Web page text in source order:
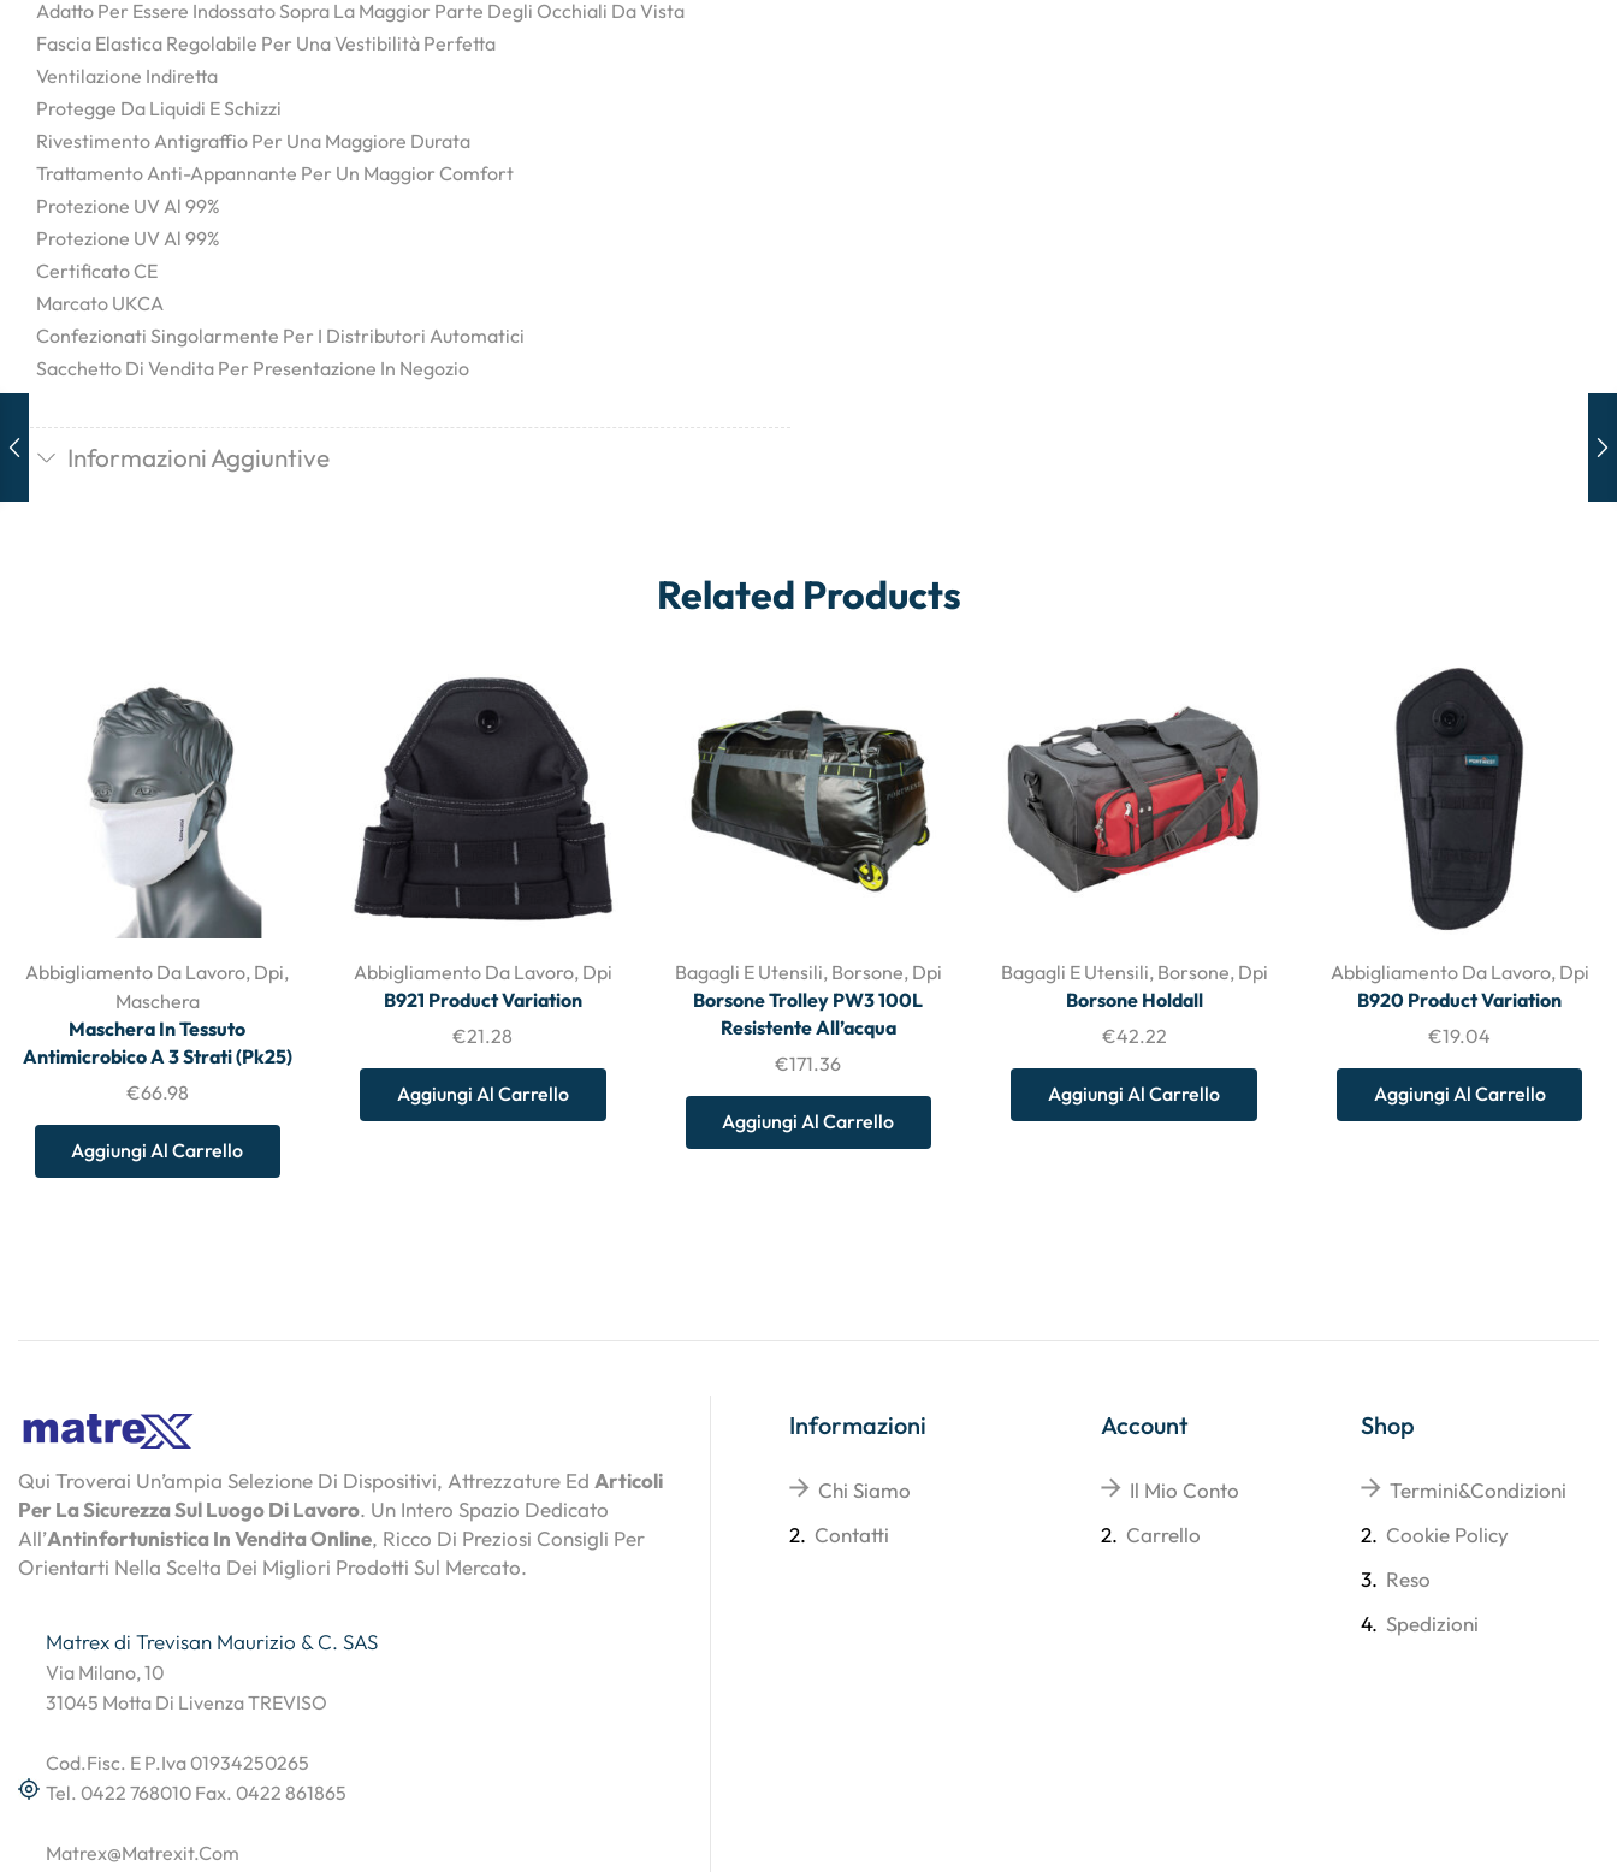
Adatto Per Essere Indossato Sopra La Maggior Parte Degli Occhiali Da Vista
Fascia Elastica Regolabile Per Una Vestibilità Perfetta
Ventilazione Indiretta
Protegge Da Liquidi E Schizzi
Rivestimento Antigraffio Per Una Maggiore Durata
Trattamento Anti-Appannante Per Un Maggior Comfort
Protezione UV Al 99%
Protezione UV Al 99%
Certificato CE
Marcato UKCA
Confezionati Singolarmente Per I Distributori Automatici
Sacchetto Di Vendita Per Presentazione In Negozio
Informazioni Aggiuntive
Related Products
Abbigliamento Da Lavoro, Dpi,
Maschera
Maschera In Tessuto
Antimicrobico A 3 Strati (Pk25)
€66.98
Aggiungi Al Carrello
Abbigliamento Da Lavoro, Dpi
B921 Product Variation
€21.28
Aggiungi Al Carrello
Bagagli E Utensili, Borsone, Dpi
Borsone Trolley PW3 100L
Resistente All’acqua
€171.36
Aggiungi Al Carrello
Bagagli E Utensili, Borsone, Dpi
Borsone Holdall
€42.22
Aggiungi Al Carrello
Abbigliamento Da Lavoro, Dpi
B920 Product Variation
€19.04
Aggiungi Al Carrello
Qui Troverai Un’ampia Selezione Di Dispositivi, Attrezzature Ed Articoli
Per La Sicurezza Sul Luogo Di Lavoro. Un Intero Spazio Dedicato
All’Antinfortunistica In Vendita Online, Ricco Di Preziosi Consigli Per
Orientarti Nella Scelta Dei Migliori Prodotti Sul Mercato.
Matrex di Trevisan Maurizio & C. SAS
Via Milano, 10
31045 Motta Di Livenza TREVISO
Cod.Fisc. E P.Iva 01934250265
Tel. 0422 768010 Fax. 0422 861865
Matrex@matrexit.com
Informazioni
Chi Siamo
2. Contatti
Account
Il Mio Conto
2. Carrello
Shop
Termini&Condizioni
2. Cookie Policy
3. Reso
4. Spedizioni